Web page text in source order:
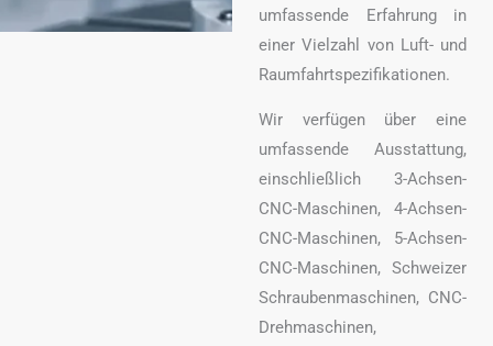
umfassende Erfahrung in
einer Vielzahl von Luft- und
Raumfahrtspezifikationen.
Wir verfügen über eine
umfassende Ausstattung,
einschließlich 3-Achsen-
CNC-Maschinen, 4-Achsen-
CNC-Maschinen, 5-Achsen-
CNC-Maschinen, Schweizer
Schraubenmaschinen, CNC-
Drehmaschinen,